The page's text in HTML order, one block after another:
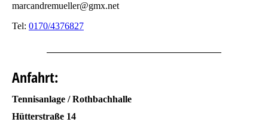
marcandremueller@gmx.net
Tel: 0170/4376827
Anfahrt:
Tennisanlage / Rothbachhalle
Hütterstraße 14